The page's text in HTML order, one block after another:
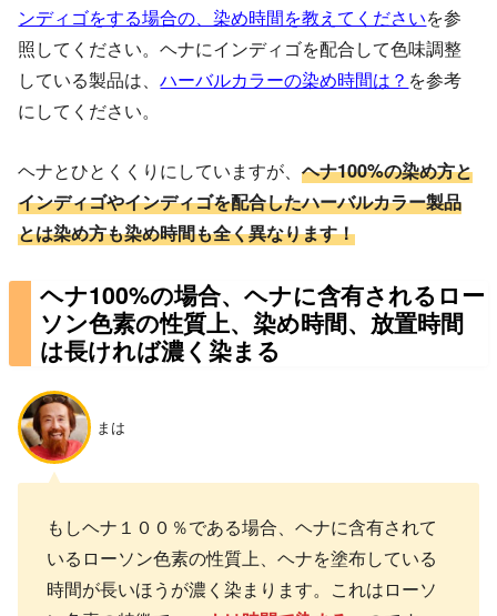
ンディゴをする場合の、染め時間を教えてくださいを参
照してください。ヘナにインディゴを配合して色味調整
している製品は、ハーバルカラーの染め時間は？ を参考
にしてください。
ヘナとひとくくりにしていますが、ヘナ100%の染め方と
インディゴやインディゴを配合したハーバルカラー製品
とは染め方も染め時間も全く異なります！
ヘナ100%の場合、ヘナに含有されるロー
ソン色素の性質上、染め時間、放置時間
は長ければ濃く染まる
まは
もしヘナ１００％である場合、ヘナに含有されて
いるローソン色素の性質上、ヘナを塗布している
時間が長いほうが濃く染まります。これはローソ